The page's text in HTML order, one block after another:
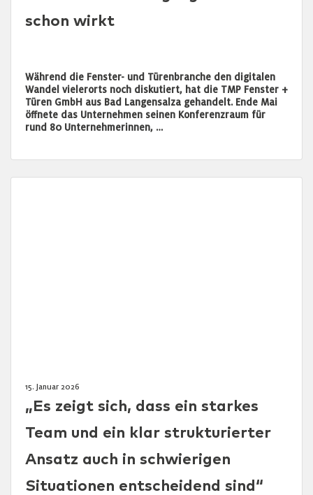
schon wirkt
Während die Fenster- und Türenbranche den digitalen
Wandel vielerorts noch diskutiert, hat die TMP Fenster +
Türen GmbH aus Bad Langensalza gehandelt. Ende Mai
öffnete das Unternehmen seinen Konferenzraum für
rund 80 Unternehmerinnen, …
15. Januar 2026
„Es zeigt sich, dass ein starkes
Team und ein klar strukturierter
Ansatz auch in schwierigen
Situationen entscheidend sind“